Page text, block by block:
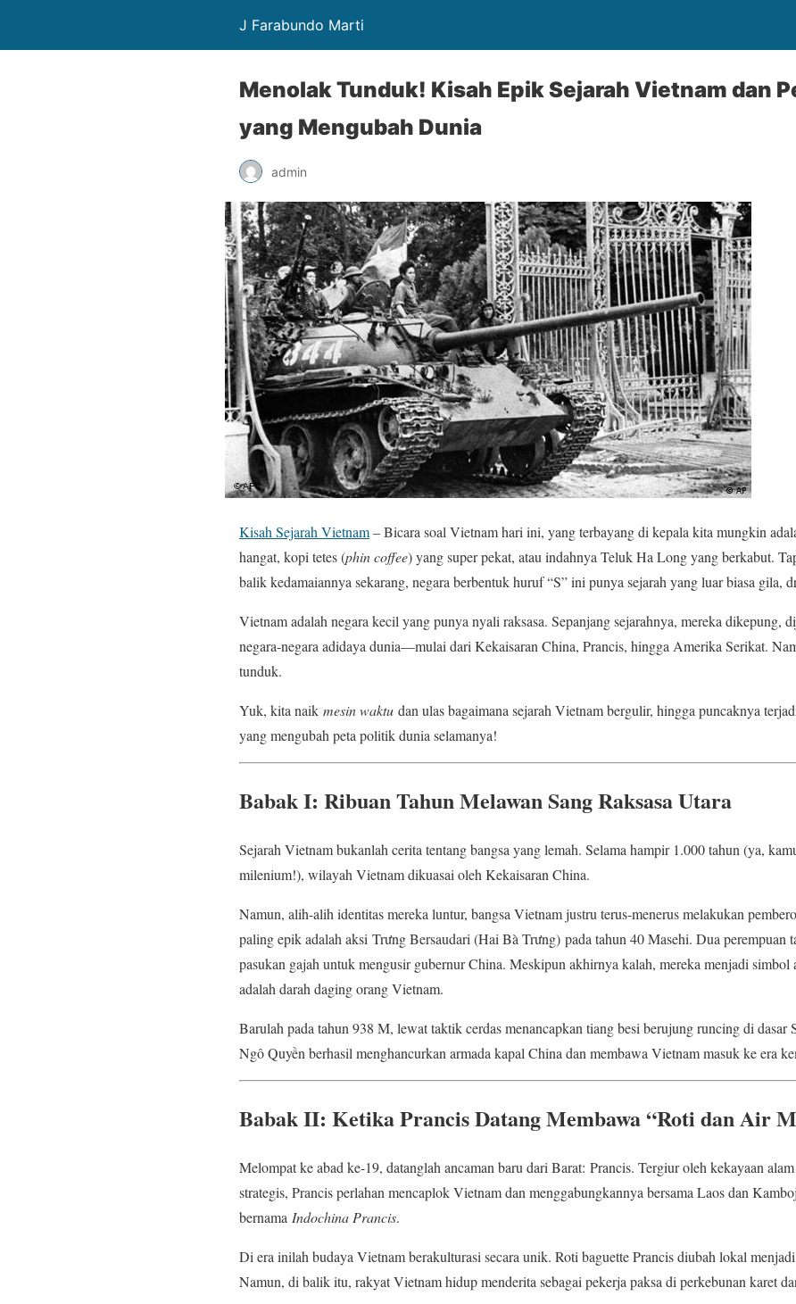
J Farabundo Marti
Menolak Tunduk! Kisah Epik Sejarah Vietnam dan
yang Mengubah Dunia
admin
Kisah Sejarah Vietnam– Bicara soal Vietnam hari ini, yang terbayang di kepala kita mungkin
hangat, kopi tetes (phin coffee) yang super pekat, atau indahnya Teluk Ha Long yang berkabut.
balik kedamaiannya sekarang, negara berbentuk huruf “S” ini punya sejarah yang luar biasa gila,
Vietnam adalah negara kecil yang punya nyali raksasa. Sepanjang sejarahnya, mereka dikepung,
negara-negara adidaya dunia—mulai dari Kekaisaran China, Prancis, hingga Amerika Serikat.
tunduk.
Yuk, kita naik mesin waktu dan ulas bagaimana sejarah Vietnam bergulir, hingga puncaknya
yang mengubah peta politik dunia selamanya!
Babak I: Ribuan Tahun Melawan Sang Raksasa Utara
Sejarah Vietnam bukanlah cerita tentang bangsa yang lemah. Selama hampir 1.000 tahun (ya,
milenium!), wilayah Vietnam dikuasai oleh Kekaisaran China.
Namun, alih-alih identitas mereka luntur, bangsa Vietnam justru terus-menerus melakukan
paling epik adalah aksi Trưng Bersaudari (Hai Bà Trưng) pada tahun 40 Masehi. Dua perempuan
pasukan gajah untuk mengusir gubernur China. Meskipun akhirnya kalah, mereka menjadi simbol
adalah darah daging orang Vietnam.
Barulah pada tahun 938 M, lewat taktik cerdas menancapkan tiang besi berujung runcing di dasar
Ngô Quyền berhasil menghancurkan armada kapal China dan membawa Vietnam masuk ke era
Babak II: Ketika Prancis Datang Membawa “Roti dan Air
Melompat ke abad ke-19, datanglah ancaman baru dari Barat: Prancis. Tergiur oleh kekayaan
strategis, Prancis perlahan mencaplok Vietnam dan menggabungkannya bersama Laos dan
bernama Indochina Prancis.
Di era inilah budaya Vietnam berakulturasi secara unik. Roti baguette Prancis diubah lokal menjadi
Namun, di balik itu, rakyat Vietnam hidup menderita sebagai pekerja paksa di perkebunan karet